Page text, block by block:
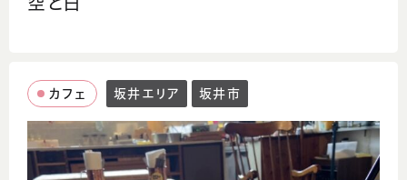
カフェ 坂井エリア 坂井市